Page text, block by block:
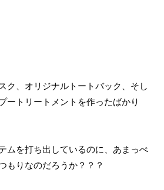
ク、オリジナルトートバック、そし
ートリートメントを作ったばかり
ムを打ち出しているのに、あまっぺ
もりなのだろうか？？？